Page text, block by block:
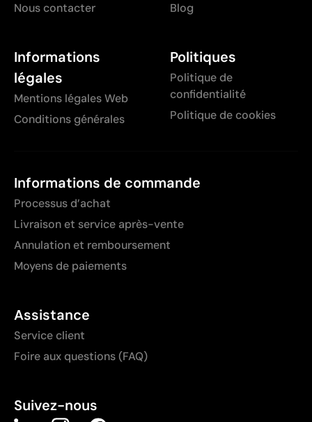
Nous contacter
Blog
Informations
légales
Mentions légales Web
Conditions générales
Politiques
Politique de
confidentialité
Politique de cookies
Informations de commande
Processus d’achat
Livraison et service après-vente
Annulation et remboursement
Moyens de paiements
Assistance
Service client
Foire aux questions (FAQ)
Suivez-nous